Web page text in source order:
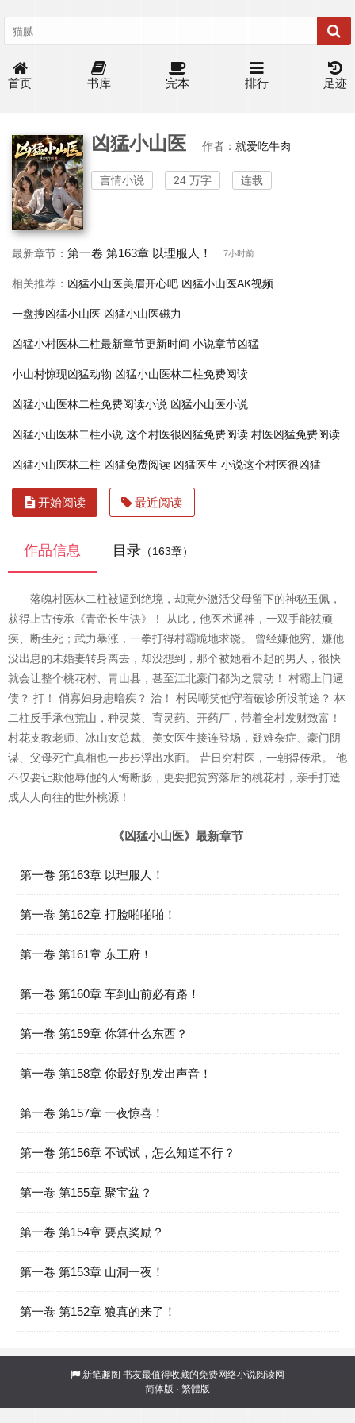
首页 书库 完本 排行 足迹
凶猛小山医 作者： 就爱吃牛肉
言情小说 24 万字 连载
最新章节： 第一卷 第163章 以理服人！ 7小时前
相关推荐： 凶猛小山医美眉开心吧 凶猛小山医AK视频
一盘搜凶猛小山医 凶猛小山医磁力
凶猛小村医林二柱最新章节更新时间 小说章节凶猛
小山村惊现凶猛动物 凶猛小山医林二柱免费阅读
凶猛小山医林二柱免费阅读小说 凶猛小山医小说
凶猛小山医林二柱小说 这个村医很凶猛免费阅读 村医凶猛免费阅读
凶猛小山医林二柱 凶猛免费阅读 凶猛医生 小说这个村医很凶猛
开始阅读 最近阅读
作品信息 目录 （163章）
落魄村医林二柱被逼到绝境，却意外激活父母留下的神秘玉佩，
获得上古传承《青帝长生诀》！ 从此，他医术通神，一双手能祛顽
疾、断生死；武力暴涨，一拳打得村霸跪地求饶。 曾经嫌他穷、嫌他
没出息的未婚妻转身离去，却没想到，那个被她看不起的男人，很快
就会让整个桃花村、青山县，甚至江北豪门都为之震动！ 村霸上门逼
债？ 打！ 俏寡妇身患暗疾？ 治！ 村民嘲笑他守着破诊所没前途？ 林
二柱反手承包荒山，种灵菜、育灵药、开药厂，带着全村发财致富！
村花支教老师、冰山女总裁、美女医生接连登场，疑难杂症、豪门阴
谋、父母死亡真相也一步步浮出水面。 昔日穷村医，一朝得传承。 他
不仅要让欺他辱他的人悔断肠，更要把贫穷落后的桃花村，亲手打造
成人人向往的世外桃源！
《凶猛小山医》最新章节
第一卷 第163章 以理服人！
第一卷 第162章 打脸啪啪啪！
第一卷 第161章 东王府！
第一卷 第160章 车到山前必有路！
第一卷 第159章 你算什么东西？
第一卷 第158章 你最好别发出声音！
第一卷 第157章 一夜惊喜！
第一卷 第156章 不试试，怎么知道不行？
第一卷 第155章 聚宝盆？
第一卷 第154章 要点奖励？
第一卷 第153章 山洞一夜！
第一卷 第152章 狼真的来了！
新笔趣阁 书友最值得收藏的免费网络小说阅读网
简体版 · 繁體版